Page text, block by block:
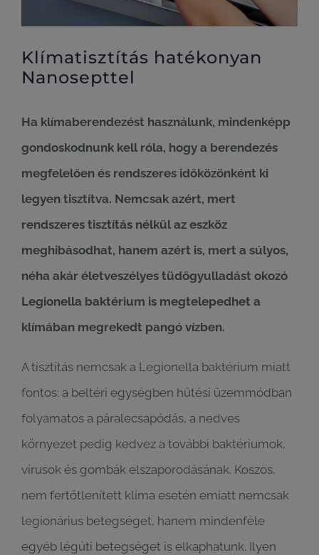
Klímatisztítás hatékonyan
Nanosepttel
Ha klímaberendezést használunk, mindenképp
gondoskodnunk kell róla, hogy a berendezés
megfelelően és rendszeres időközönként ki
legyen tisztítva. Nemcsak azért, mert
rendszeres tisztítás nélkül az eszköz
meghibásodhat, hanem azért is, mert a súlyos,
néha akár életveszélyes tüdőgyulladást okozó
Legionella baktérium is megtelepedhet a
klímában megrekedt pangó vízben.
A tisztítás nemcsak a Legionella baktérium miatt
fontos: a beltéri egységben hűtési üzemmódban
folyamatos a páralecsapódás, a nedves
környezet pedig kedvez a további baktériumok,
vírusok és gombák elszaporodásának. Koszos,
nem fertőtlenített klíma esetén emiatt nemcsak
legionárius betegséget, hanem mindenféle
egyéb légúti betegséget is elkaphatunk. Ilyen